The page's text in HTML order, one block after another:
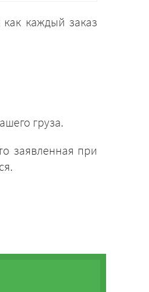
как каждый заказ
груза.
заявленная при